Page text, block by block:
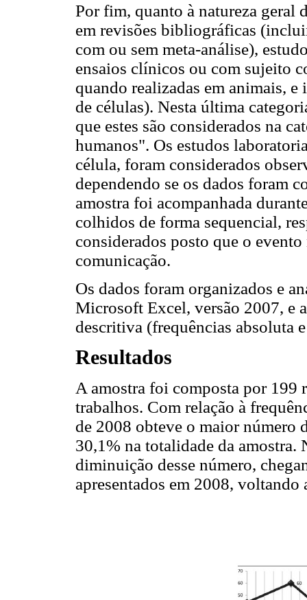
Por fim, quanto à natureza geral
em revisões bibliográficas
com ou sem meta-análise),
ensaios clínicos ou com sujeito
quando realizadas em animais,
de células). Nesta última
que estes são considerados na
humanos". Os estudos
célula, foram considerados
dependendo se os dados foram
amostra foi acompanhada
colhidos de forma sequencial,
considerados posto que o
comunicação.
Os dados foram organizados e
Microsoft Excel, versão 2007, e
descritiva (frequências absoluta
Resultados
A amostra foi composta por 199
trabalhos. Com relação à
de 2008 obteve o maior número
30,1% na totalidade da amostra.
diminuição desse número,
apresentados em 2008,